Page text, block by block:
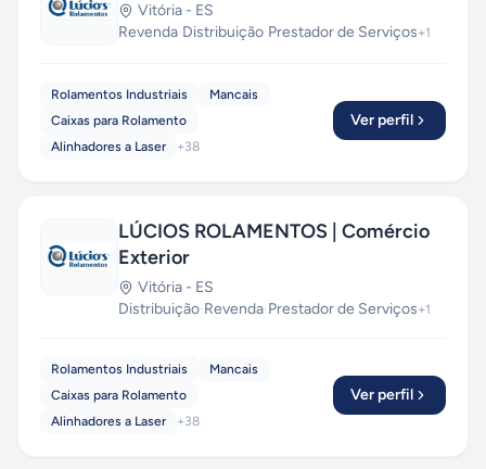
Vitória - ES
Revenda·Distribuição·Prestador de Serviços+1
Rolamentos Industriais
Mancais
Caixas para Rolamento
Alinhadores a Laser
+38
Ver perfil
LÚCIOS ROLAMENTOS | Comércio
Exterior
Vitória - ES
Distribuição·Revenda·Prestador de Serviços+1
Rolamentos Industriais
Mancais
Caixas para Rolamento
Alinhadores a Laser
+38
Ver perfil